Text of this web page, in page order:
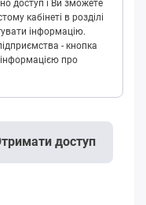
доступ і Ви зможете
кабінеті в розділі
інформацію.
- кнопка
інформацією про
доступ